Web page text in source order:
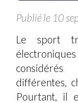
Publié le 10
Le sport
différentes,
Pourtant, il